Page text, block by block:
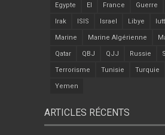
Egypte EI France Guerre
Irak ISIS Israel Libye
Marine Marine Algérienne
Qatar QBJ QJJ Russie
Terrorisme Tunisie Turquie
Yemen
ARTICLES RÉCENTS